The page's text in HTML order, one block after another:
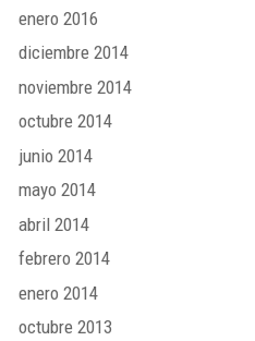
enero 2016
diciembre 2014
noviembre 2014
octubre 2014
junio 2014
mayo 2014
abril 2014
febrero 2014
enero 2014
octubre 2013